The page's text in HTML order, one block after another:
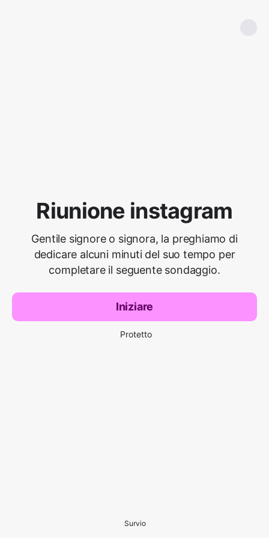
Riunione instagram
Gentile signore o signora, la preghiamo di
dedicare alcuni minuti del suo tempo per
completare il seguente sondaggio.
Iniziare
Protetto
Survio